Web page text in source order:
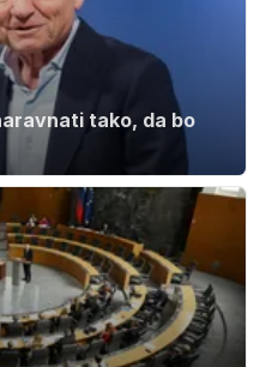
tako, da bo